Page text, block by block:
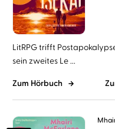
LitRPG trifft
sein zweites Le ...
Zum Hörbuch